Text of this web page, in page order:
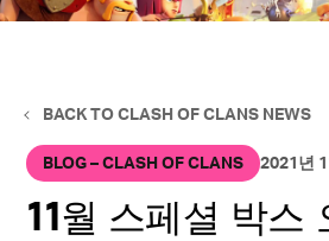
BACK TO CLASH OF CLANS NEWS
BLOG – CLASH OF CLANS 2021년
11월 스페셜 박스